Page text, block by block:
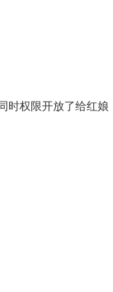
时权限开放了给红娘